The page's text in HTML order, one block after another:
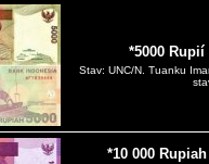
*5000 Rupií
Stav: UNC/N. Tuanku
*10 000